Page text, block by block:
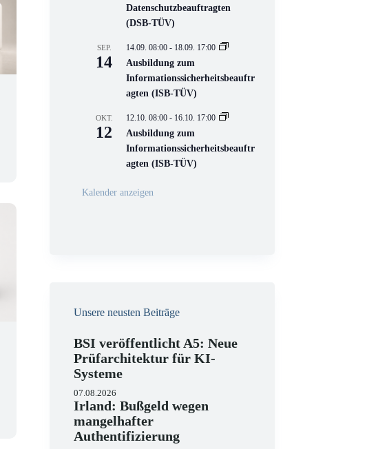
t
u
l
V
e
r
n
s
t
a
t
n
Datenschutzbeauftragten
(DSB-TÜV)
SEP.
14
14.09. 08:00 - 18.09. 17:00
Ausbildung zum
Informationssicherheitsbeauftr
agten (ISB-TÜV)
OKT.
12
12.10. 08:00 - 16.10. 17:00
Ausbildung zum
Informationssicherheitsbeauftr
agten (ISB-TÜV)
Kalender anzeigen
Unsere neusten Beiträge
BSI veröffentlicht A5: Neue
Prüfarchitektur für KI-
Systeme
07.08.2026
Irland: Bußgeld wegen
mangelhafter
Authentifizierung